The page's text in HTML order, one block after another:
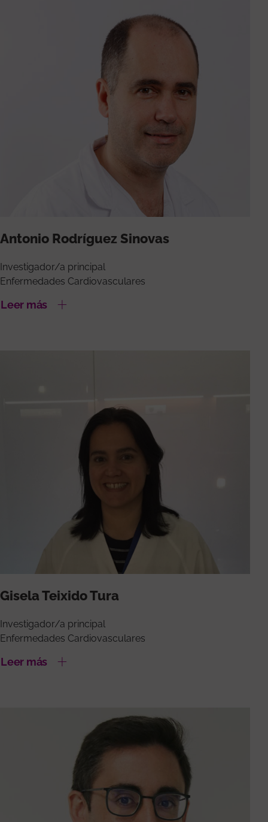
Antonio Rodríguez Sinovas
Investigador/a principal
Enfermedades Cardiovasculares
Leer más
Gisela Teixido Tura
Investigador/a principal
Enfermedades Cardiovasculares
Leer más